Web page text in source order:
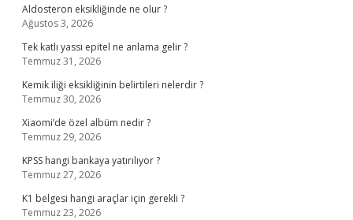
Aldosteron eksikliğinde ne olur ?
Ağustos 3, 2026
Tek katlı yassı epitel ne anlama gelir ?
Temmuz 31, 2026
Kemik iliği eksikliğinin belirtileri nelerdir ?
Temmuz 30, 2026
Xiaomi’de özel albüm nedir ?
Temmuz 29, 2026
KPSS hangi bankaya yatırılıyor ?
Temmuz 27, 2026
K1 belgesi hangi araçlar için gerekli ?
Temmuz 23, 2026